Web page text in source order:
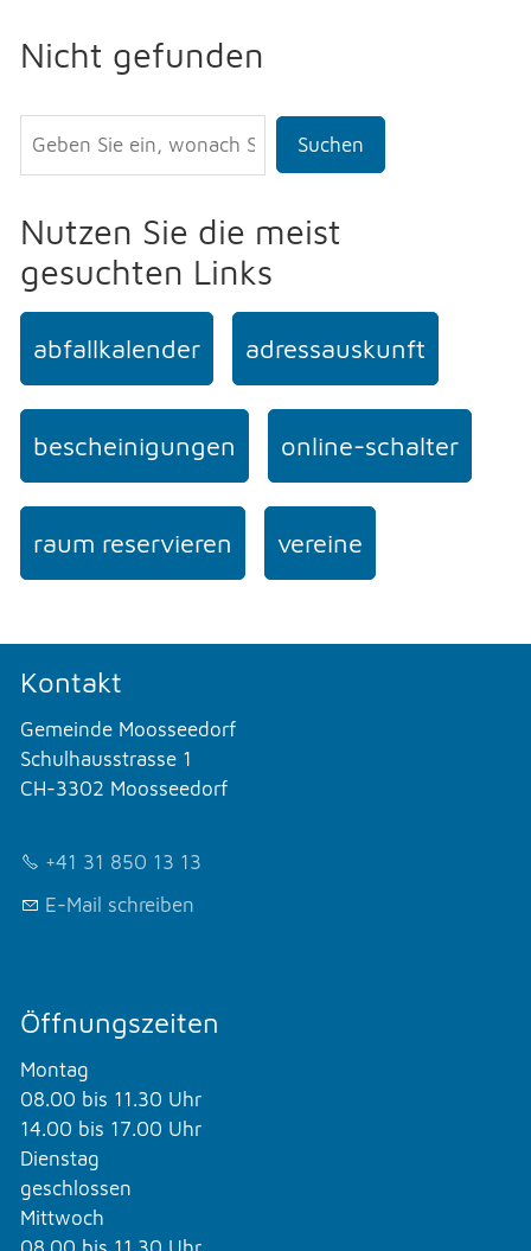
Nicht gefunden
Suchen
Nutzen Sie die meist
gesuchten Links
abfallkalender adressauskunft
bescheinigungen online-schalter
raum reservieren vereine
Kontakt
Gemeinde Moosseedorf
Schulhausstrasse 1
CH-3302 Moosseedorf
+41 31 850 13 13
E-Mail schreiben
Öffnungszeiten
Montag
08.00 bis 11.30 Uhr
14.00 bis 17.00 Uhr
Dienstag
geschlossen
Mittwoch